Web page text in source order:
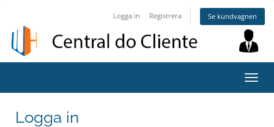
Logga in Registrera Se kundvagnen
Växla
Logga in